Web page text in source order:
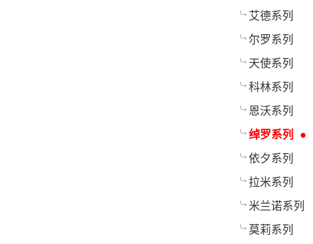
艾德系列
尔罗系列
天使系列
科林系列
恩沃系列
绰罗系列
依夕系列
拉米系列
米兰诺系列
莫莉系列